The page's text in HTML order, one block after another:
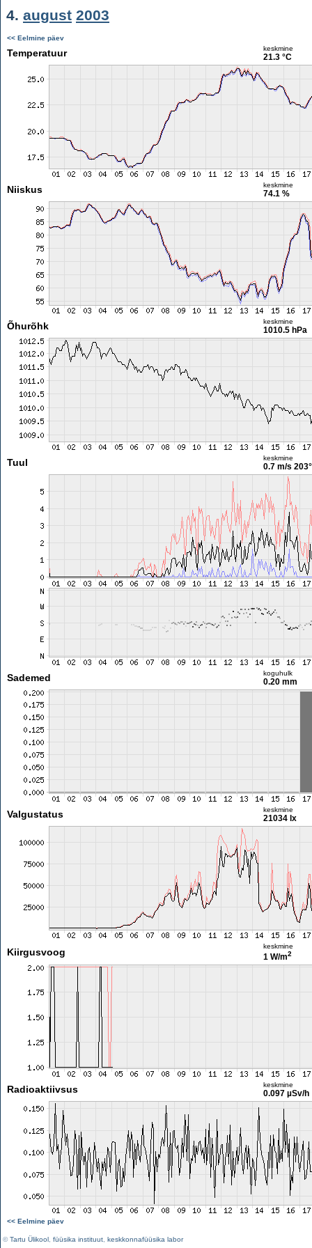
4. august 2003
<< Eelmine päev
Temperatuur keskmine
21.3 °C
Niiskus keskmine
74.1 %
Õhurõhk keskmine
1010.5 hPa
Tuul keskmine
0.7 m/s 203°
Sademed koguhulk
0.20 mm
Valgustatus keskmine
21034 lx
Kiirgusvoog
keskmine
1 W/m2
Radioaktiivsus keskmine
0.097 µSv/h
<< Eelmine päev
©Tartu Ülikool füüsika instituut keskkonnafüüsika labor